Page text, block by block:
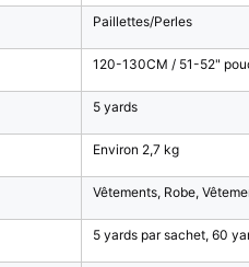
Paillettes/Perles
120-130CM / 51-52"
5 yards
Environ 2,7 kg
Vêtements, Robe,
5 yards par sachet, 60